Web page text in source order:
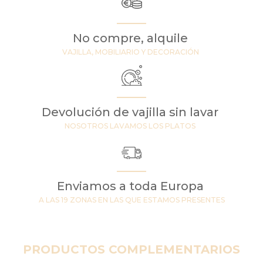
No compre, alquile
VAJILLA, MOBILIARIO Y DECORACIÓN
Devolución de vajilla sin lavar
NOSOTROS LAVAMOS LOS PLATOS
Enviamos a toda Europa
A LAS 19 ZONAS EN LAS QUE ESTAMOS PRESENTES
PRODUCTOS COMPLEMENTARIOS